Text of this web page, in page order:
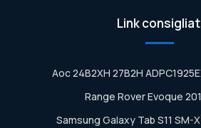
Link
Aoc 24B2XH 27B2H
Range Rover Evoque
Samsung Galaxy Tab S11 SM-